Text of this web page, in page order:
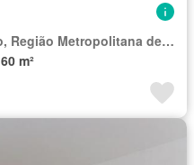
Região Imediata de São Paulo, Região Metropolitana de São Paulo
60 m²